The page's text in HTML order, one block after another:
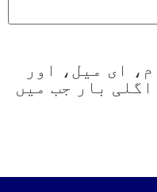
ای میل، اور
بار جب میں